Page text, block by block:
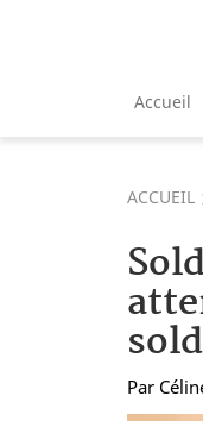
Accueil
ACCUEIL
Par